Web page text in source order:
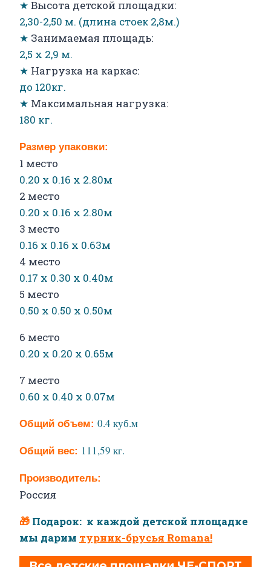
★ Высота детской площадки:
2,30-2,50 м. (длина стоек 2,8м.)
★ Занимаемая площадь:
2,5 х 2,9 м.
★ Нагрузка на каркас:
до 120кг.
★ Максимальная нагрузка:
180 кг.
Размер упаковки:
1 место
0.20 х 0.16 х 2.80м
2 место
0.20 х 0.16 х 2.80м
3 место
0.16 х 0.16 х 0.63м
4 место
0.17 х 0.30 х 0.40м
5 место
0.50 х 0.50 х 0.50м
6 место
0.20 х 0.20 х 0.65м
7 место
0.60 х 0.40 х 0.07м
Общий объем: 0.4 куб.м
Общий вес: 111,59 кг.
Производитель:
Россия
🎁 Подарок: к каждой детской площадке
мы дарим турник-брусья Romana!